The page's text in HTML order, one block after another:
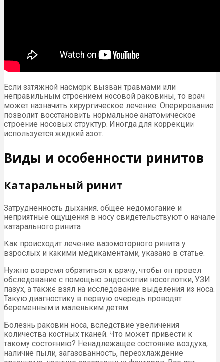
Если затяжной насморк вызван травмами или
неправильным строением носовой раковины, то врач
может назначить хирургическое лечение. Оперирование
позволит восстановить нормальное анатомическое
строение носовых структур. Иногда для коррекции
используется жидкий азот.
Виды и особенности ринитов
Катаральный ринит
Затрудненность дыхания, общее недомогание и
неприятные ощущения в носу свидетельствуют о начале
катарального ринита
Как происходит лечение вазомоторного ринита у
взрослых и какими медикаментами, указано в статье.
Нужно вовремя обратиться к врачу, чтобы он провел
обследование с помощью эндоскопии носоглотки, УЗИ
пазух, а также взял на исследование выделения из носа.
Такую диагностику в первую очередь проводят
беременным и маленьким детям.
Болезнь раковин носа, вследствие увеличения
количества костных тканей. Что может привести к
такому состоянию? Ненадлежащее состояние воздуха,
наличие пыли, загазованность, переохлаждение